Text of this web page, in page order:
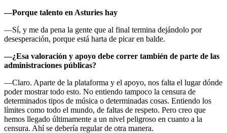
—Porque talento en Asturies hay
—Sí, y me da pena la gente que al final termina dejándolo por
desesperación, porque está harta de picar en balde.
—¿Esa valoración y apoyo debe correr también de parte de las
administraciones públicas?
—Claro. Aparte de la plataforma y el apoyo, nos falta el lugar dónde
poder mostrar todo esto. No entiendo tampoco la censura de
determinados tipos de música o determinadas cosas. Entiendo los
límites como todo el mundo, de faltas de respeto. Pero creo que
hemos llegado últimamente a un nivel peligroso en cuanto a la
censura. Ahí se debería regular de otra manera.